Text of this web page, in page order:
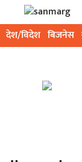
देश/विदेश बिजनेस